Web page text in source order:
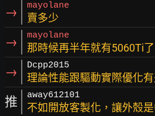
→ mayolane
賣多少
→ mayolane
那時候再半年就有5060Ti了
→ Dcpp2015
理論性能跟驅動實際優化
推 away612101
不如開放客製化，讓外殼